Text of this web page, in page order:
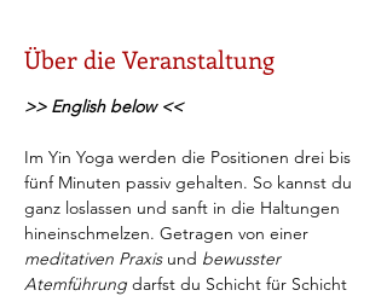
Über die Veranstaltung
>> English below <<
Im Yin Yoga werden die Positionen drei bis
fünf Minuten passiv gehalten. So kannst du
ganz loslassen und sanft in die Haltungen
hineinschmelzen. Getragen von einer
meditativen Praxis und bewusster
Atemführung darfst du Schicht für Schicht